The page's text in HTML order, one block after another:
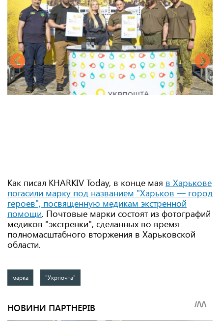
Как писал KHARKIV Today, в конце мая в Харькове
погасили марку под названием "Харьков — город
героев", посвященную медикам экстренной
помощи. Почтовые марки состоят из фотографий
медиков "экстренки", сделанных во время
полномасштабного вторжения в Харьковской
области.
марка "Укрпочта"